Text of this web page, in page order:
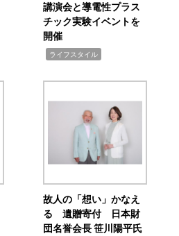
講演会と導電性プラス
チック実験イベントを
開催
ライフスタイル
故人の「想い」かなえ
る 遺贈寄付 日本財
団名誉会長 笹川陽平氏